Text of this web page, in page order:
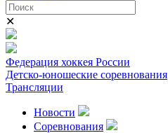
✕
Федерация хоккея России
Детско-юношеские соревнования
Трансляции
Новости
Соревнования